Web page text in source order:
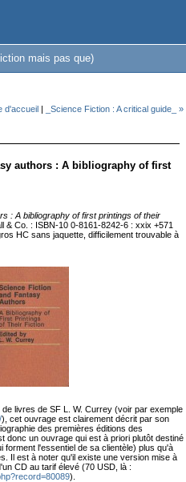
mais pas que)
d'accueil| _Science Fiction : A critical guide_ »
authors : A bibliography of first
: A bibliography of first printings of their
& Co. : ISBN-10 0-8161-8242-6 : xxix +571
HC sans jaquette, difficilement trouvable à
livres de SF L. W. Currey (voir par exemple
), cet ouvrage est clairement décrit par son
des premières éditions des
donc un ouvrage qui est à priori plutôt destiné
forment l'essentiel de sa clientèle) plus qu'à
Il est à noter qu'il existe une version mise à
CD au tarif élevé (70 USD, là :
).